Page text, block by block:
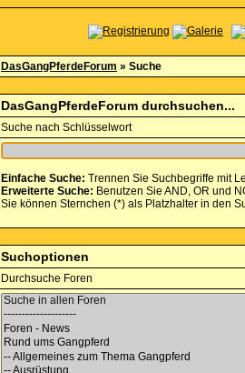
DasGangPferdeForum » Suche
DasGangPferdeForum durchsuchen...
Suche nach Schlüsselwort
Einfache Suche: Trennen Sie Suchbegriffe mit
Erweiterte Suche: Benutzen Sie AND, OR und
Sie können Sternchen (*) als Platzhalter in den
Suchoptionen
Durchsuche Foren